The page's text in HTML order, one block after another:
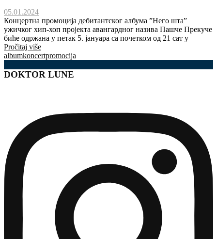
05.01.2024
Концертна промоција дебитантског албума ”Него шта”
ужичког хип-хоп пројекта авангардног назива Пашче Прекуче
биће одржана у петак 5. јануара са почетком од 21 сат у
Pročitaj više
albumkoncertpromocija
DOKTOR LUNE